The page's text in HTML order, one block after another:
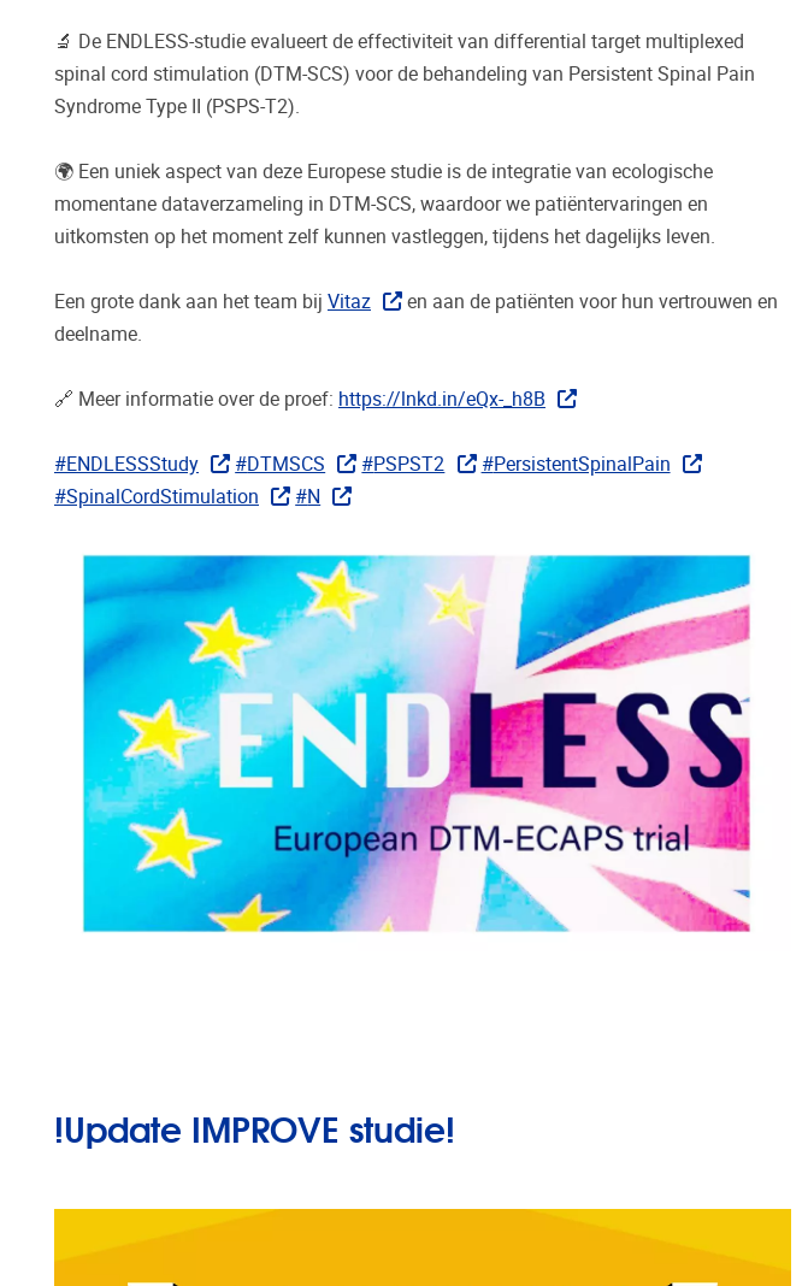
🔬 De ENDLESS-studie evalueert de effectiviteit van differential target multiplexed
spinal cord stimulation (DTM-SCS) voor de behandeling van Persistent Spinal Pain
Syndrome Type II (PSPS-T2).
🌍 Een uniek aspect van deze Europese studie is de integratie van ecologische
momentane dataverzameling in DTM-SCS, waardoor we patiëntervaringen en
uitkomsten op het moment zelf kunnen vastleggen, tijdens het dagelijks leven.
Een grote dank aan het team bij Vitaz
en aan de patiënten voor hun vertrouwen en
deelname.
🔗 Meer informatie over de proef: https://lnkd.in/eQx-_h8B
hashtag
#ENDLESSStudy hashtag
#DTMSCS hashtag
#PSPST2 hashtag
#PersistentSpinalPain
hashtag
#SpinalCordStimulation hashtag
#N
!Update IMPROVE studie!